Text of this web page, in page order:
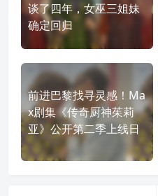
谈了四年，女巫三姐妹
确定回归
前进巴黎找寻灵感！Ma
x剧集《传奇厨神茱莉
亚》公开第二季上线日